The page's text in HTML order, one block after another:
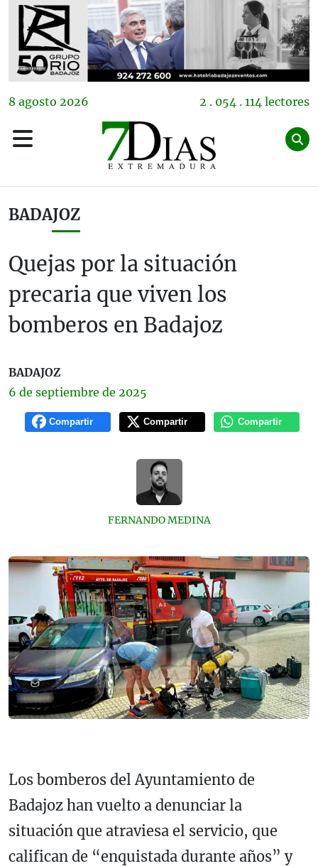
8 agosto 2026 2 . 054 . 114 lectores
BADAJOZ
Quejas por la situación
precaria que viven los
bomberos en Badajoz
BADAJOZ
6 de septiembre de 2025
Compartir Compartir Compartir
FERNANDO MEDINA
Los bomberos del Ayuntamiento de
Badajoz han vuelto a denunciar la
situación que atraviesa el servicio, que
califican de “enquistada durante años” y